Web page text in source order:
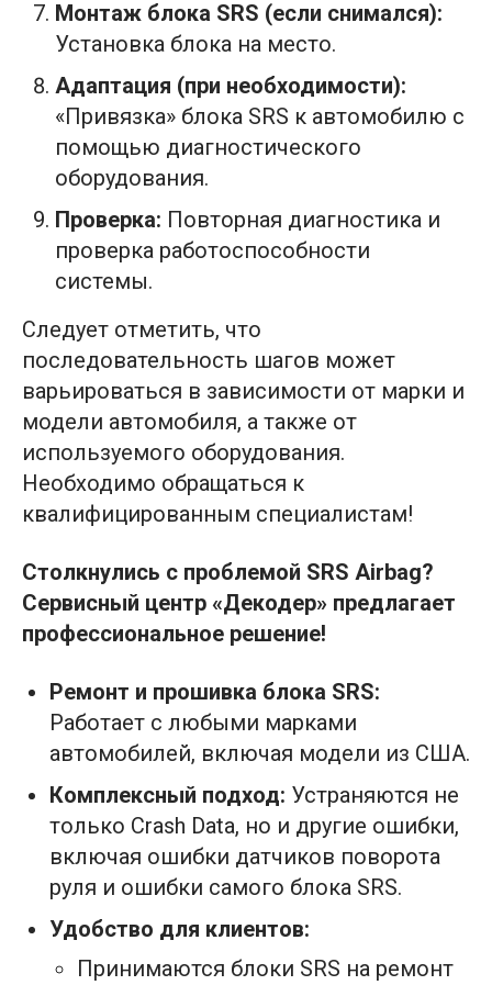
Монтаж блока SRS (если снимался):
Установка блока на место.
Адаптация (при необходимости):
«Привязка» блока SRS к автомобилю с
помощью диагностического
оборудования.
Проверка: Повторная диагностика и
проверка работоспособности
системы.
Следует отметить, что
последовательность шагов может
варьироваться в зависимости от марки и
модели автомобиля, а также от
используемого оборудования.
Необходимо обращаться к
квалифицированным специалистам!
Столкнулись с проблемой SRS Airbag?
Сервисный центр «Декодер» предлагает
профессиональное решение!
Ремонт и прошивка блока SRS:
Работает с любыми марками
автомобилей, включая модели из США.
Комплексный подход: Устраняются не
только Crash Data, но и другие ошибки,
включая ошибки датчиков поворота
руля и ошибки самого блока SRS.
Удобство для клиентов:
Принимаются блоки SRS на ремонт